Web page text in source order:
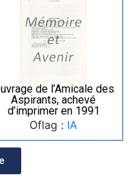
de l’Amicale des
Aspirants, achevé
d’imprimer en 1991
Oflag : IA